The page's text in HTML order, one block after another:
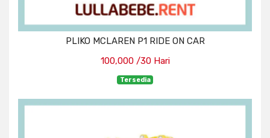
PLIKO MCLAREN P1 RIDE ON CAR
100,000 /30 Hari
Tersedia